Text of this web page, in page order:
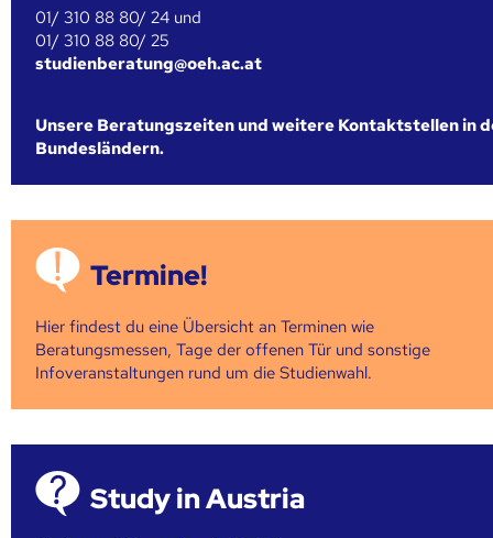
01/ 310 88 80/ 24 und
01/ 310 88 80/ 25
studienberatung@oeh.ac.at
Unsere Beratungszeiten und weitere Kontaktstellen in
Bundesländern.
Termine!
Hier findest du eine Übersicht an Terminen wie
Beratungsmessen, Tage der offenen Tür und sonstige
Infoveranstaltungen rund um die Studienwahl.
Study in Austria